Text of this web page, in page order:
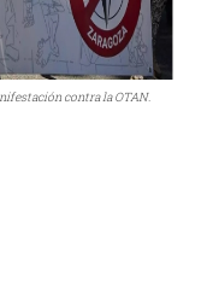
contra la OTAN.